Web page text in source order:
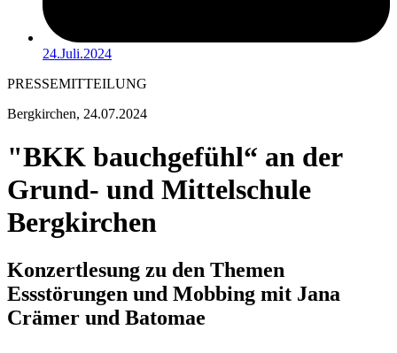
24.Juli.2024
PRESSEMITTEILUNG
Bergkirchen, 24.07.2024
"BKK bauchgefühl“ an der
Grund- und Mittelschule
Bergkirchen
Konzertlesung zu den Themen
Essstörungen und Mobbing mit Jana
Crämer und Batomae